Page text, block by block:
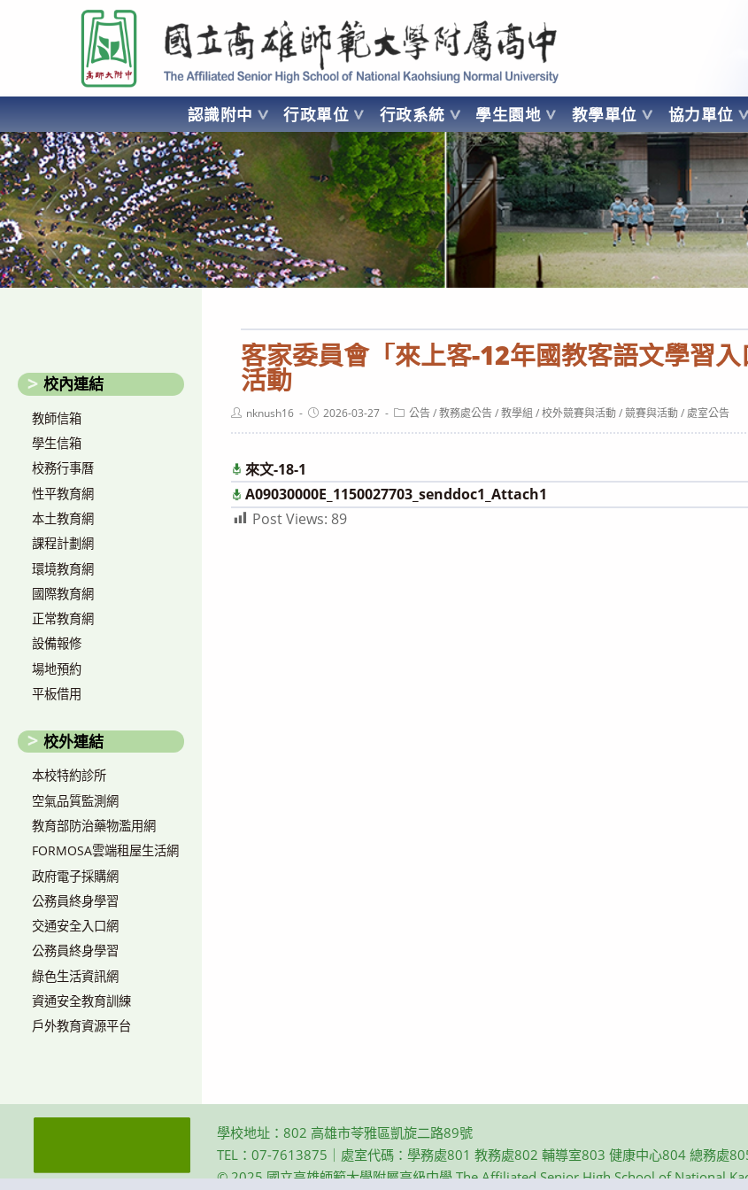
要
容
國立高雄師範大學附屬高級中學 Affiliated Senior High School of National Kaohsiung Normal University
認識附中 行政單位 行政系統 學生園地 教學單位 協力單位
AFFILIATED SENIOR HIGH SCHOOL OF NATIONAL KAOHSIUNG NORMAL UNIVERSITY
客家委員會「來上客-12年國教客語文學習
活動
Postnknush16
Post2026-03-27
Post公告 / 教務處公告 / 教學組 / 校外競賽與活動 / 競賽與活動 / 處室公告
來文-18-1
A09030000E_1150027703_senddoc1_Attach1
Post Views: 89
校內連結
教師信箱
學生信箱
校務行事曆
性平教育網
本土教育網
課程計劃網
環境教育網
國際教育網
正常教育網
設備報修
場地預約
平板借用
校外連結
本校特約診所
空氣品質監測網
教育部防治藥物濫用網
FORMOSA雲端租屋生活網
政府電子採購網
公務員終身學習
交通安全入口網
公務員終身學習
綠色生活資訊網
資通安全教育訓練
戶外教育資源平台
學校地址：802 高雄市苓雅區凱旋二路89號
TEL：07-7613875｜處室代碼：學務處801 教務處802 輔導室803 健康中心804 總務處
© 2025 國立高雄師範大學附屬高級中學 The Affiliated Senior High School of National